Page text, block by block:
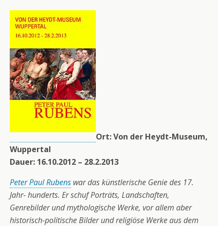
Ort: Von der Heydt-Museum,
Wuppertal
Dauer: 16.10.2012 – 28.2.2013
Peter Paul Rubens war das künstlerische Genie des 17.
Jahr- hunderts. Er schuf Porträts, Landschaften,
Genrebilder und mythologische Werke, vor allem aber
historisch-politische Bilder und religiöse Werke aus dem